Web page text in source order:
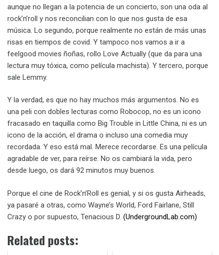
aunque no llegan a la potencia de un concierto, son una oda al
rock’n’roll y nos reconcilian con lo que nos gusta de esa
música. Lo segundo, porque realmente no están de más unas
risas en tiempos de covid. Y tampoco nos vamos a ir a
feelgood movies ñoñas, rollo Love Actually (que da para una
lectura muy tóxica, como película machista). Y tercero, porque
sale Lemmy.
Y la verdad, es que no hay muchos más argumentos. No es
una peli con dobles lecturas como Robocop, no es un icono
fracasado en taquilla como Big Trouble in Little China, ni es un
icono de la acción, el drama o incluso una comedia muy
recordada. Y eso está mal. Merece recordarse. Es una película
agradable de ver, para reírse. No os cambiará la vida, pero
desde luego, os dará 92 minutos muy buenos.
Porque el cine de Rock’n’Roll es genial, y si os gusta Airheads,
ya pasaré a otras, como Wayne’s World, Ford Fairlane, Still
Crazy o por supuesto, Tenacious D. (UndergroundLab.com)
Related posts: